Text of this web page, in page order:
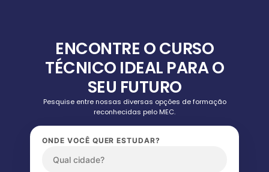
ENCONTRE O CURSO
TÉCNICO IDEAL PARA O
SEU FUTURO
Pesquise entre nossas diversas opções de formação
reconhecidas pelo MEC.
ONDE VOCÊ QUER ESTUDAR?